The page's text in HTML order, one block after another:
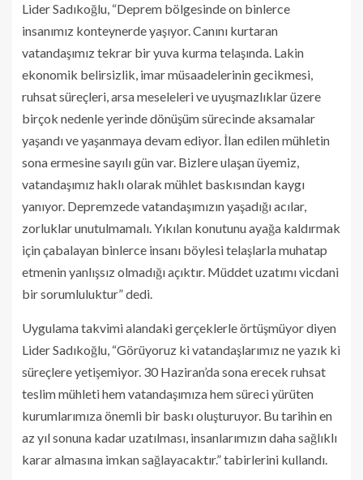
Lider Sadıkoğlu, “Deprem bölgesinde on binlerce
insanımız konteynerde yaşıyor. Canını kurtaran
vatandaşımız tekrar bir yuva kurma telaşında. Lakin
ekonomik belirsizlik, imar müsaadelerinin gecikmesi,
ruhsat süreçleri, arsa meseleleri ve uyuşmazlıklar üzere
birçok nedenle yerinde dönüşüm sürecinde aksamalar
yaşandı ve yaşanmaya devam ediyor. İlan edilen mühletin
sona ermesine sayılı gün var. Bizlere ulaşan üyemiz,
vatandaşımız haklı olarak mühlet baskısından kaygı
yanıyor. Depremzede vatandaşımızın yaşadığı acılar,
zorluklar unutulmamalı. Yıkılan konutunu ayağa kaldırmak
için çabalayan binlerce insanı böylesi telaşlarla muhatap
etmenin yanlışsız olmadığı açıktır. Müddet uzatımı vicdani
bir sorumluluktur” dedi.
Uygulama takvimi alandaki gerçeklerle örtüşmüyor diyen
Lider Sadıkoğlu, “Görüyoruz ki vatandaşlarımız ne yazık ki
süreçlere yetişemiyor. 30 Haziran’da sona erecek ruhsat
teslim mühleti hem vatandaşımıza hem süreci yürüten
kurumlarımıza önemli bir baskı oluşturuyor. Bu tarihin en
az yıl sonuna kadar uzatılması, insanlarımızın daha sağlıklı
karar almasına imkan sağlayacaktır.” tabirlerini kullandı.